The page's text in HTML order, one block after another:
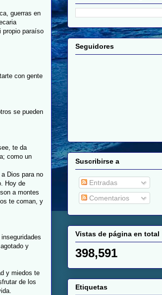
guerras en
propio paraíso
con gente
se pueden
te da
como un
Dios para no
Hoy de
a montes
te coman, y
y
y miedos te
de los
Seguidores
Suscribirse a
Entradas
Comentarios
Vistas de página en total
398,591
Etiquetas